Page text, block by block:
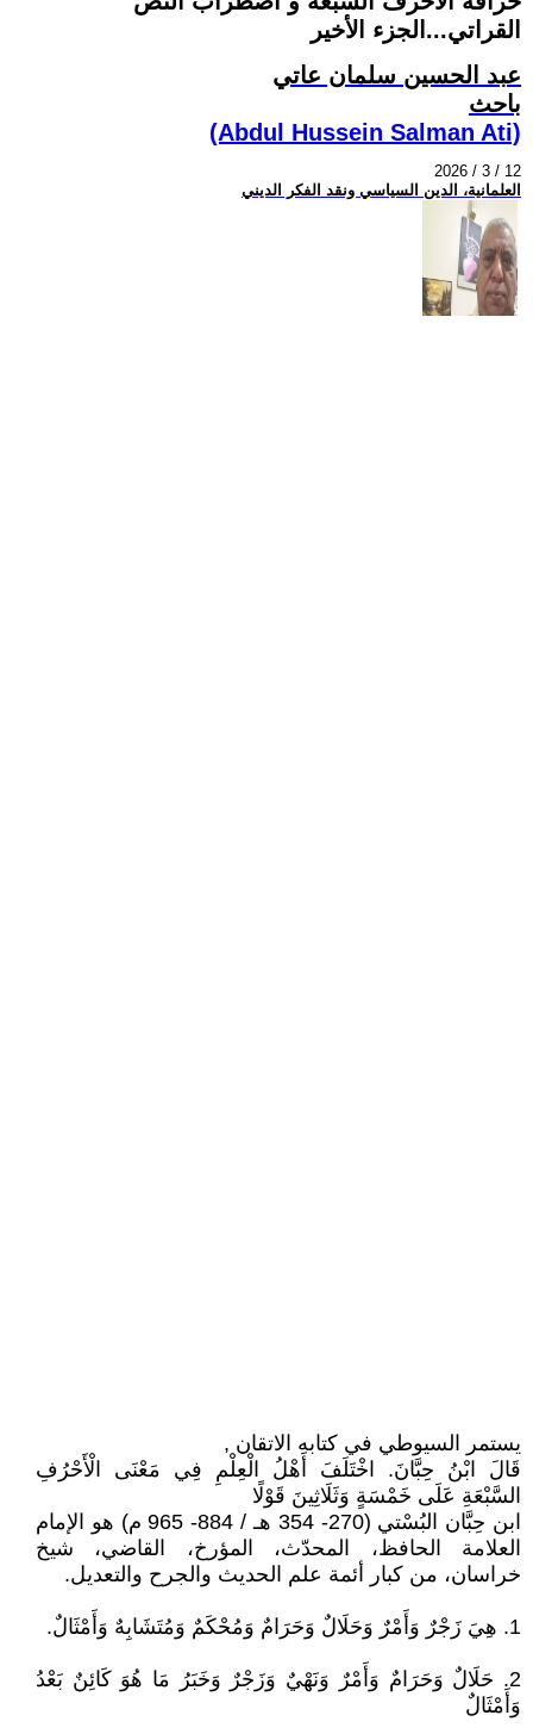
القراتي...الجزء الأخير
عبد الحسين سلمان عاتي
باحث
(Abdul Hussein Salman Ati)
2026 / 3 / 12
العلمانية، الدين السياسي ونقد الفكر الديني
يستمر السيوطي في كتابه الاتقان ,
قَالَ ابْنُ حِبَّانَ. اخْتَلَفَ أَهْلُ الْعِلْمِ فِي مَعْنَى الْأَحْرُفِ
السَّبْعَةِ عَلَى خَمْسَةٍ وَثَلَاثِينَ قَوْلًا
ابن حِبَّان البُسْتي (270- 354 هـ / 884- 965 م) هو الإمام
العلامة الحافظ، المحدّث، المؤرخ، القاضي، شيخ
خراسان، من كبار أئمة علم الحديث والجرح والتعديل.
1. هِيَ زَجْرٌ وَأَمْرٌ وَحَلَالٌ وَحَرَامٌ وَمُحْكَمٌ وَمُتَشَابِهٌ وَأَمْثَالٌ.
2. حَلَالٌ وَحَرَامٌ وَأَمْرٌ وَنَهْيٌ وَزَجْرٌ وَخَبَرُ مَا هُوَ كَائِنٌ بَعْدُ
وَأَمْثَالٌ